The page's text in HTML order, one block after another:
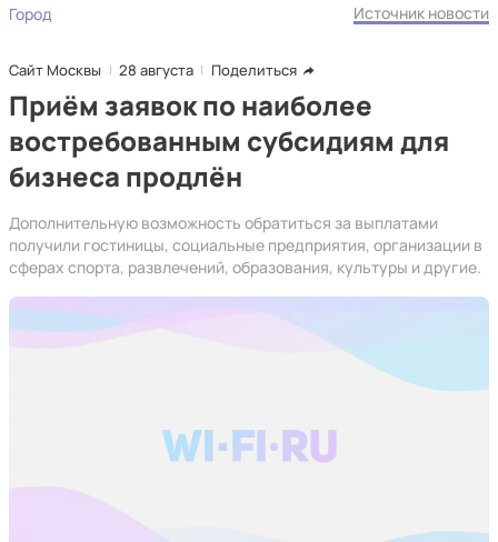
Город Источник новости
Сайт Москвы 28 августа Поделиться
Приём заявок по наиболее
востребованным субсидиям для
бизнеса продлён
Дополнительную возможность обратиться за выплатами
получили гостиницы, социальные предприятия, организации в
сферах спорта, развлечений, образования, культуры и другие.